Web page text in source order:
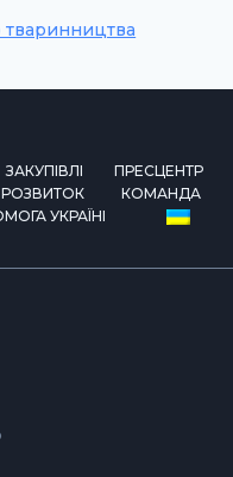
тваринництва
ЗАКУПІВЛІ
ПРЕСЦЕНТР
КОМАНДА
УКРАЇНІ